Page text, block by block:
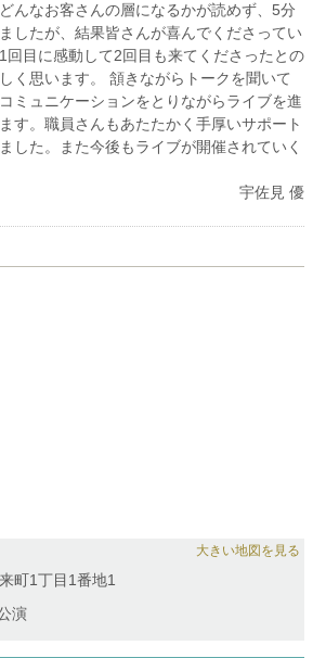
プレイヤー。
ーケストラgaQdan所属。
多岐に渡り行なっている。
経験を生かし、弾き語りとしてクラシック
なく様々なジャンルでも演奏を行なうだけ
ラシック伴奏を務めるなど多才に演奏活動
る。
、声楽を筧真美子、ビルギッタ・ノルドフ
ルチェッラ・レアーレ各氏に、ピアノを富
上野栄美子、安田和恵、小林功各氏に師
ーモデルとしての活動実績有り。ミスブラ
んなお客さんの層になるかが読めず、5分
したが、結果皆さんが喜んでくださってい
回目に感動して2回目も来てくださったとの
く思います。 頷きながらトークを聞いて
ミュニケーションをとりながらライブを進
す。職員さんもあたたかく手厚いサポート
した。また今後もライブが開催されていく
宇佐見 優
大きい地図を見る
町1丁目1番地1
演